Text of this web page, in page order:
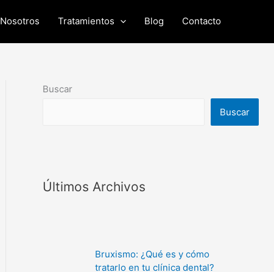
Nosotros Tratamientos Blog Contacto
Buscar
Buscar
Últimos Archivos
Bruxismo: ¿Qué es y cómo
tratarlo en tu clínica dental?